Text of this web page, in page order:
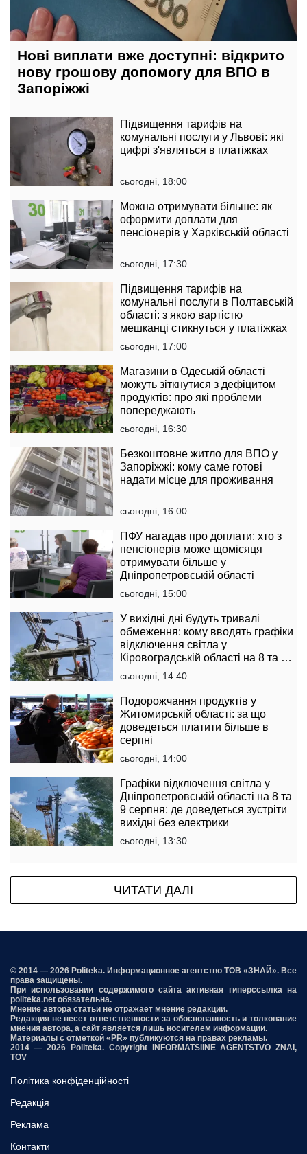
Нові виплати вже доступні: відкрито
нову грошову допомогу для ВПО в
Запоріжжі
Підвищення тарифів на
комунальні послуги у Львові: які
цифрі з'являться в платіжках
сьогодні, 18:00
Можна отримувати більше: як
оформити доплати для
пенсіонерів у Харківській області
сьогодні, 17:30
Підвищення тарифів на
комунальні послуги в Полтавській
області: з якою вартістю
мешканці стикнуться у платіжках
сьогодні, 17:00
Магазини в Одеській області
можуть зіткнутися з дефіцитом
продуктів: про які проблеми
попереджають
сьогодні, 16:30
Безкоштовне житло для ВПО у
Запоріжжі: кому саме готові
надати місце для проживання
сьогодні, 16:00
ПФУ нагадав про доплати: хто з
пенсіонерів може щомісяця
отримувати більше у
Дніпропетровській області
сьогодні, 15:00
У вихідні дні будуть тривалі
обмеження: кому вводять графіки
відключення світла у
Кіровоградській області на 8 та 9
серпня
сьогодні, 14:40
Подорожчання продуктів у
Житомирській області: за що
доведеться платити більше в
серпні
сьогодні, 14:00
Графіки відключення світла у
Дніпропетровській області на 8 та
9 серпня: де доведеться зустріти
вихідні без електрики
сьогодні, 13:30
ЧИТАТИ ДАЛІ
© 2014 — 2026 Politeka. Информационное агентство ТОВ «ЗНАЙ». Все
права защищены.
При использовании содержимого сайта активная гиперссылка на
politeka.net обязательна.
Мнение автора статьи не отражает мнение редакции.
Редакция не несет ответственности за обоснованность и толкование
мнения автора, а сайт является лишь носителем информации.
Материалы с отметкой «PR» публикуются на правах рекламы.
2014 — 2026 Politeka. Copyright INFORMATSIINE AGENTSTVO ZNAI,
TOV
Політика конфіденційності
Редакція
Реклама
Контакти